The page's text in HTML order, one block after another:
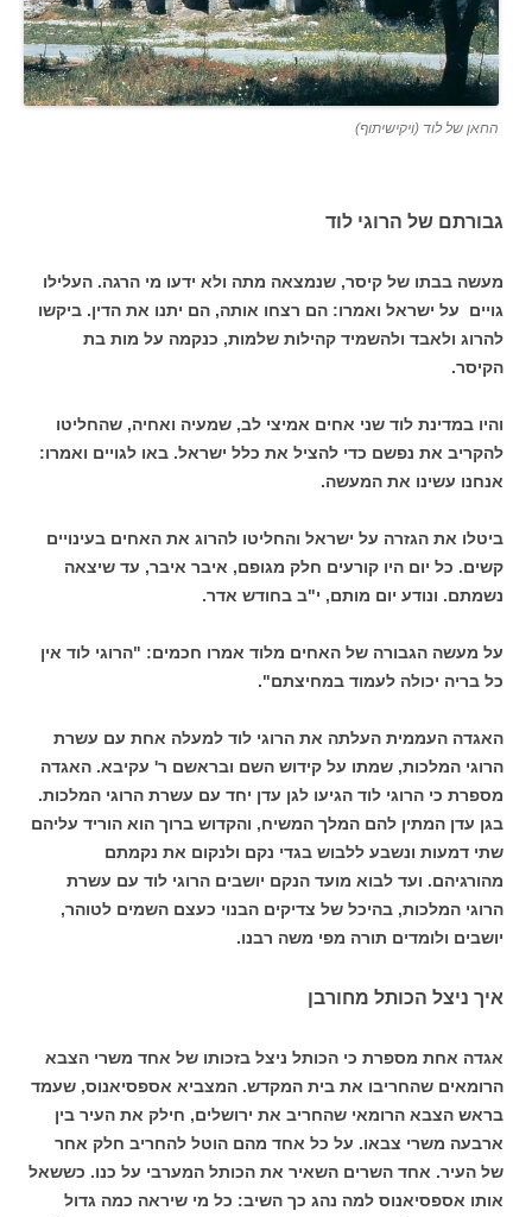
החאן של לוד (ויקישיתוף)
גבורתם של הרוגי לוד
מעשה בבתו של קיסר, שנמצאה מתה ולא ידעו מי הרגה. העלילו
גויים על ישראל ואמרו: הם רצחו אותה, הם יתנו את הדין. ביקשו
להרוג ולאבד ולהשמיד קהילות שלמות, כנקמה על מות בת
הקיסר.
והיו במדינת לוד שני אחים אמיצי לב, שמעיה ואחיה, שהחליטו
להקריב את נפשם כדי להציל את כלל ישראל. באו לגויים ואמרו:
אנחנו עשינו את המעשה.
ביטלו את הגזרה על ישראל והחליטו להרוג את האחים בעינויים
קשים. כל יום היו קורעים חלק מגופם, איבר איבר, עד שיצאה
נשמתם. ונודע יום מותם, י"ב בחודש אדר.
על מעשה הגבורה של האחים מלוד אמרו חכמים: "הרוגי לוד אין
כל בריה יכולה לעמוד במחיצתם".
האגדה העממית העלתה את הרוגי לוד למעלה אחת עם עשרת
הרוגי המלכות, שמתו על קידוש השם ובראשם ר' עקיבא. האגדה
מספרת כי הרוגי לוד הגיעו לגן עדן יחד עם עשרת הרוגי המלכות.
בגן עדן המתין להם המלך המשיח, והקדוש ברוך הוא הוריד עליהם
שתי דמעות ונשבע ללבוש בגדי נקם ולנקום את נקמתם
מהורגיהם. ועד לבוא מועד הנקם יושבים הרוגי לוד עם עשרת
הרוגי המלכות, בהיכל של צדיקים הבנוי כעצם השמים לטוהר,
יושבים ולומדים תורה מפי משה רבנו.
איך ניצל הכותל מחורבן
אגדה אחת מספרת כי הכותל ניצל בזכותו של אחד משרי הצבא
הרומאים שהחריבו את בית המקדש. המצביא אספסיאנוס, שעמד
בראש הצבא הרומאי שהחריב את ירושלים, חילק את העיר בין
ארבעה משרי צבאו. על כל אחד מהם הוטל להחריב חלק אחר
של העיר. אחד השרים השאיר את הכותל המערבי על כנו. כששאל
אותו אספסיאנוס למה נהג כך השיב: כל מי שיראה כמה גדול